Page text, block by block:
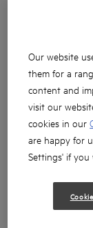
Electric
tem mais de
elétricas e
o campo de
talentoso
Inicialmente
Gesellschaft
1887. O
a trazer uma
homem que
Our website
them for a
content and
visit our
cookies in our
are happy for
Settings' if you